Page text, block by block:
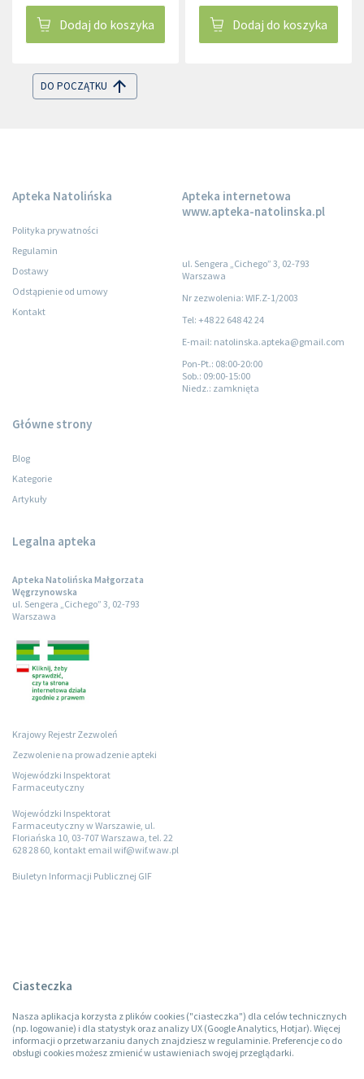
Dodaj do koszyka Dodaj do koszyka
DO POCZĄTKU
Apteka Natolińska
Polityka prywatności
Regulamin
Dostawy
Odstąpienie od umowy
Kontakt
Apteka internetowa
www.apteka-natolinska.pl
ul. Sengera „Cichego” 3, 02-793
Warszawa
Nr zezwolenia: WIF.Z-1/2003
Tel: +48 22 648 42 24
E-mail: natolinska.apteka@gmail.com
Pon-Pt.: 08:00-20:00
Sob.: 09:00-15:00
Niedz.: zamknięta
Główne strony
Blog
Kategorie
Artykuły
Legalna apteka
Apteka Natolińska Małgorzata
Węgrzynowska
ul. Sengera „Cichego” 3, 02-793
Warszawa
Krajowy Rejestr Zezwoleń
Zezwolenie na prowadzenie apteki
Wojewódzki Inspektorat
Farmaceutyczny
Wojewódzki Inspektorat
Farmaceutyczny w Warszawie, ul.
Floriańska 10, 03-707 Warszawa, tel. 22
628 28 60, kontakt email wif@wif.waw.pl
Biuletyn Informacji Publicznej GIF
Ciasteczka
Nasza aplikacja korzysta z plików cookies ("ciasteczka") dla celów technicznych
(np. logowanie) i dla statystyk oraz analizy UX (Google Analytics, Hotjar). Więcej
informacji o przetwarzaniu danych znajdziesz w regulaminie. Preferencje co do
obsługi cookies możesz zmienić w ustawieniach swojej przeglądarki.